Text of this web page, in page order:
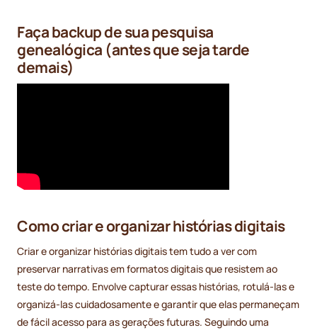
Faça backup de sua pesquisa
genealógica (antes que seja tarde
demais)
Como criar e organizar histórias digitais
Criar e organizar histórias digitais tem tudo a ver com
preservar narrativas em formatos digitais que resistem ao
teste do tempo. Envolve capturar essas histórias, rotulá-las e
organizá-las cuidadosamente e garantir que elas permaneçam
de fácil acesso para as gerações futuras. Seguindo uma